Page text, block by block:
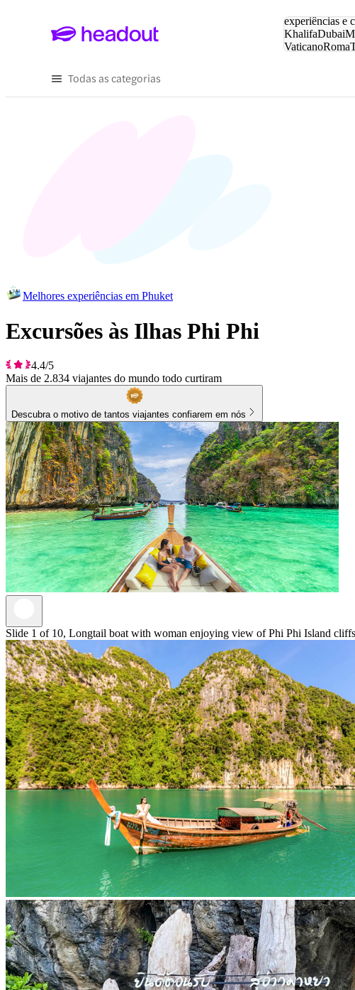
experiências e
KhalifaDubai
VaticanoRoma
Todas as categorias
Melhores experiências em Phuket
Excursões às Ilhas Phi Phi
4.4/5
Mais de 2.834 viajantes do mundo todo curtiram
Descubra o motivo de tantos viajantes confiarem em nós
Slide 1 of 10, Longtail boat with woman enjoying view of Phi Phi Island